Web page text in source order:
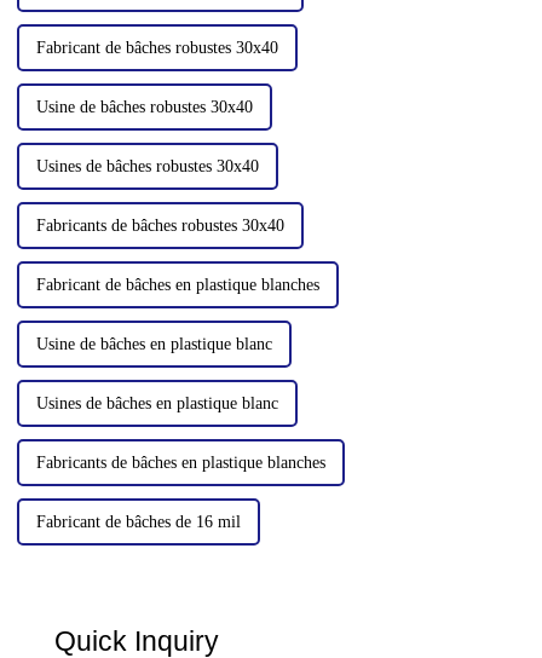
Fabricant de bâches robustes 30x40
Usine de bâches robustes 30x40
Usines de bâches robustes 30x40
Fabricants de bâches robustes 30x40
Fabricant de bâches en plastique blanches
Usine de bâches en plastique blanc
Usines de bâches en plastique blanc
Fabricants de bâches en plastique blanches
Fabricant de bâches de 16 mil
Quick Inquiry